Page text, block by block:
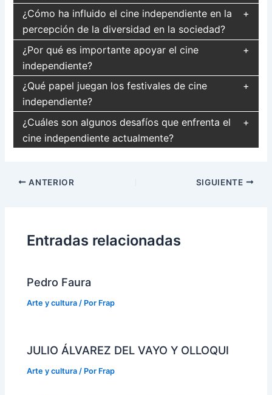
¿Cómo ha influido el cine independiente en la
percepción de la diversidad en la sociedad?
¿Por qué es importante apoyar el cine
independiente?
¿Qué papel juegan los festivales de cine
independiente?
¿Cuáles son algunos desafíos que enfrenta el
cine independiente actualmente?
Navegación
ANTERIOR SIGUIENTE
Entradas relacionadas
Pedro Faura
Arte y cultura / Por Frap
JULIO ÁLVAREZ DEL VAYO Y OLLOQUI
Arte y cultura / Por Frap